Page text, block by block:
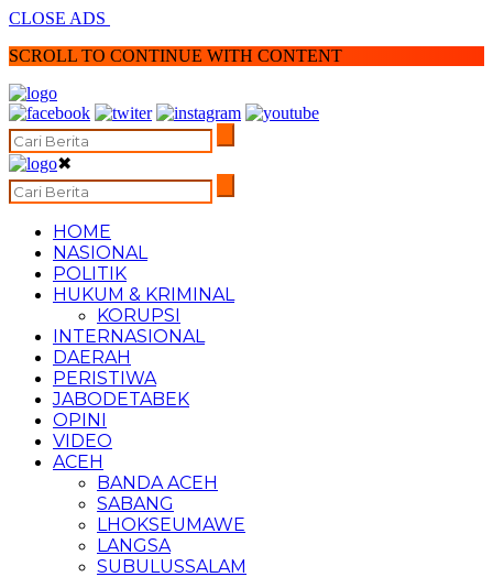
CLOSE ADS
SCROLL TO CONTINUE WITH CONTENT
✖
HOME
NASIONAL
POLITIK
HUKUM & KRIMINAL
KORUPSI
INTERNASIONAL
DAERAH
PERISTIWA
JABODETABEK
OPINI
VIDEO
ACEH
BANDA ACEH
SABANG
LHOKSEUMAWE
LANGSA
SUBULUSSALAM